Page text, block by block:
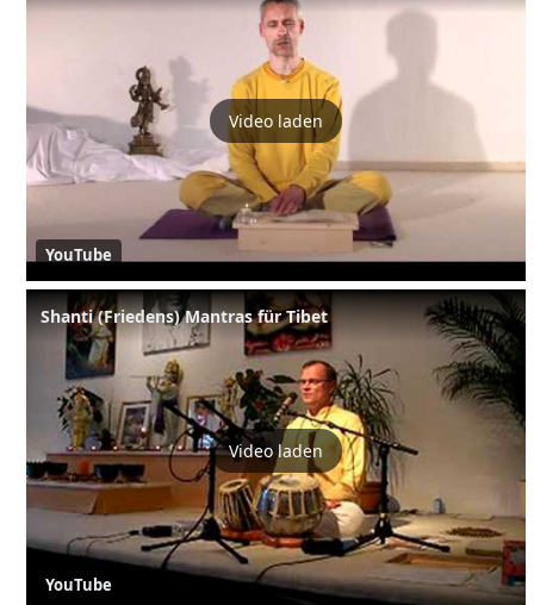
Video laden
YouTube
Shanti (Friedens) Mantras für Tibet
Video laden
YouTube